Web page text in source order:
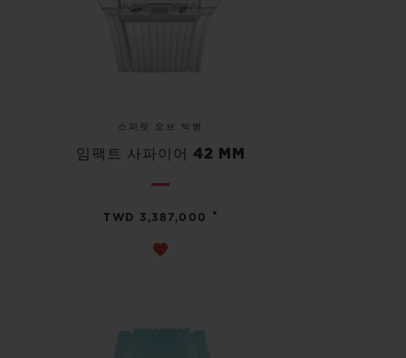
스피릿 오브 빅뱅
임팩트 사파이어 42 MM
TWD 3,387,000 •